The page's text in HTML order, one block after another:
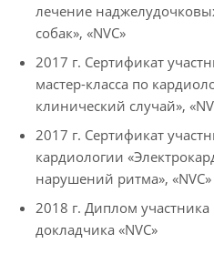
лечение
собак», «NVC»
2017 г. Сертификат
мастер-класса по
клинический случай»,
2017 г. Сертификат
кардиологии
нарушений ритма», «NVC»
2018 г. Диплом
докладчика «NVC»